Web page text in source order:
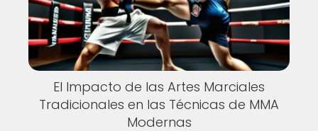
El Impacto de las Artes Marciales
Tradicionales en las Técnicas de MMA
Modernas